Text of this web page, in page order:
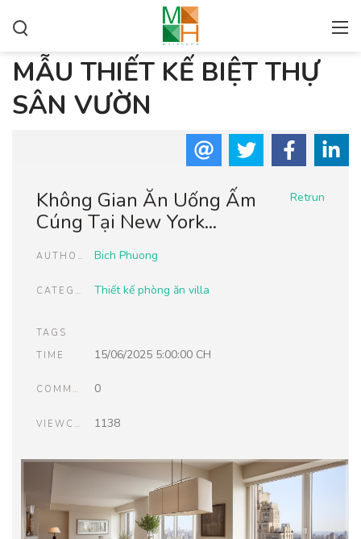
MẪU THIẾT KẾ BIỆT THỰ
SÂN VƯỜN
Retrun
Không Gian Ăn Uống Ấm
Cúng Tại New York...
AUTHOR Bich Phuong
CATEGORIES Thiết kế phòng ăn villa
TAGS
TIME
15/06/2025 5:00:00 CH
COMMENTS 0
VIEWCOUNT 1138